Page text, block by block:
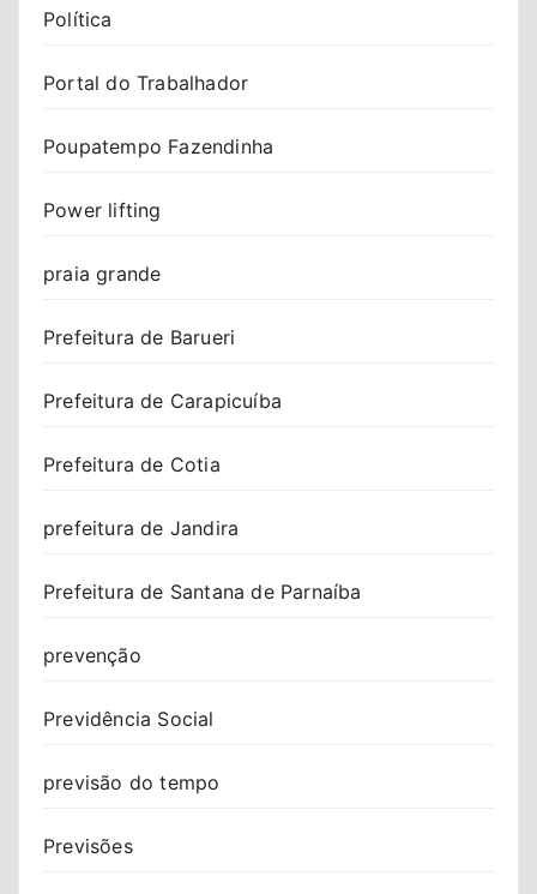
Política
Portal do Trabalhador
Poupatempo Fazendinha
Power lifting
praia grande
Prefeitura de Barueri
Prefeitura de Carapicuíba
Prefeitura de Cotia
prefeitura de Jandira
Prefeitura de Santana de Parnaíba
prevenção
Previdência Social
previsão do tempo
Previsões